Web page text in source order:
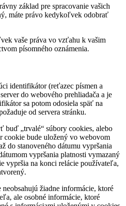
základ pre spracovanie vašich
máte právo kedykoľvek odobrať
vaše práva vo vzťahu k vašim
písomného oznámenia.
identifikátor (reťazec písmen a
do webového prehliadača a je
sa potom odosiela späť na
od servera stránku.
buď „trvalé“ súbory cookies, alebo
cookie bude uložený vo webovom
do stanoveného dátumu vypršania
vypršania platnosti vymazaný
vypršia na konci relácie používateľa,
žiadne informácie, ktoré
ale osobné informácie, ktoré